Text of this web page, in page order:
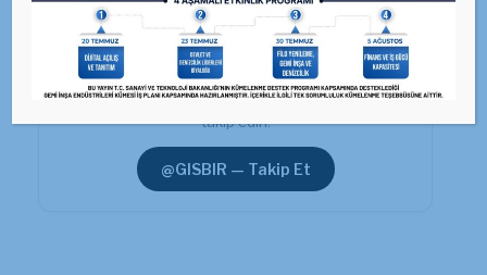
GİSBİR · X (Twitter)
Güncel duyuru ve haberler için resmi X hesabımızı
takip edin.
@GISBIR — Takip Et